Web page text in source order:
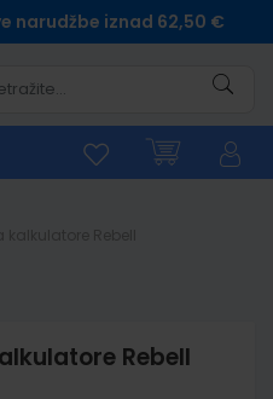
narudžbe iznad 62,50 €
Rebell